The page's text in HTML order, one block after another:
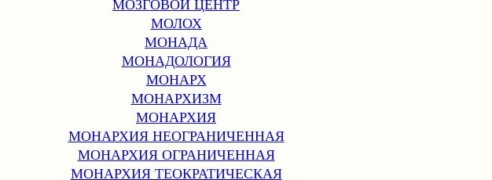
МОЗГОВОЙ ЦЕНТР
МОЛОХ
МОНАДА
МОНАДОЛОГИЯ
МОНАРХ
МОНАРХИЗМ
МОНАРХИЯ
МОНАРХИЯ НЕОГРАНИЧЕННАЯ
МОНАРХИЯ ОГРАНИЧЕННАЯ
МОНАРХИЯ ТЕОКРАТИЧЕСКАЯ